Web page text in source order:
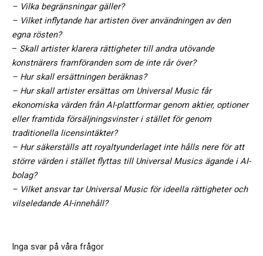
– Vilka begränsningar gäller?
– Vilket inflytande har artisten över användningen av den
egna rösten?
– Skall artister klarera rättigheter till andra utövande
konstnärers framföranden som de inte rår över?
– Hur skall ersättningen beräknas?
– Hur skall artister ersättas om Universal Music får
ekonomiska värden från AI-plattformar genom aktier, optioner
eller framtida försäljningsvinster i stället för genom
traditionella licensintäkter?
– Hur säkerställs att royaltyunderlaget inte hålls nere för att
större värden i stället flyttas till Universal Musics ägande i AI-
bolag?
– Vilket ansvar tar Universal Music för ideella rättigheter och
vilseledande AI-innehåll?
Inga svar på våra frågor